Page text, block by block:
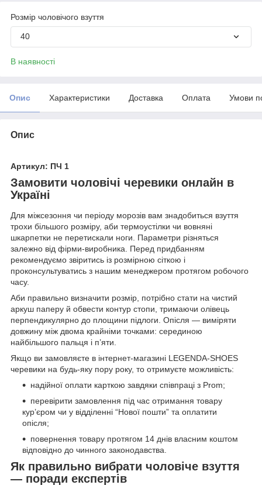
Розмір чоловічого взуття
40
В наявності
Опис Характеристики Доставка Оплата Умови
Опис
Артикул: ПЧ 1
Замовити чоловічі черевики онлайн в
Україні
Для міжсезоння чи періоду морозів вам знадобиться взуття
трохи більшого розміру, аби термоустілки чи вовняні
шкарпетки не перетискали ноги. Параметри різняться
залежно від фірми-виробника. Перед придбанням
рекомендуємо звіритись із розмірною сіткою і
проконсультуватись з нашим менеджером протягом робочого
часу.
Аби правильно визначити розмір, потрібно стати на чистий
аркуш паперу й обвести контур стопи, тримаючи олівець
перпендикулярно до площини підлоги. Опісля — виміряти
довжину між двома крайніми точками: серединою
найбільшого пальця і п’яти.
Якщо ви замовляєте в інтернет-магазині LEGENDA-SHOES
черевики на будь-яку пору року, то отримуєте можливість:
надійної оплати карткою завдяки співпраці з Prom;
перевірити замовлення під час отримання товару
кур’єром чи у відділенні “Нової пошти” та оплатити
опісля;
повернення товару протягом 14 днів власним коштом
відповідно до чинного законодавства.
Як правильно вибрати чоловіче взуття
— поради експертів